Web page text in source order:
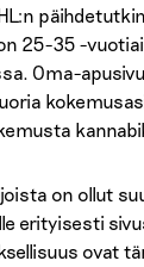
25-35 -
Oma-
on ollut
erityisesti
ovat